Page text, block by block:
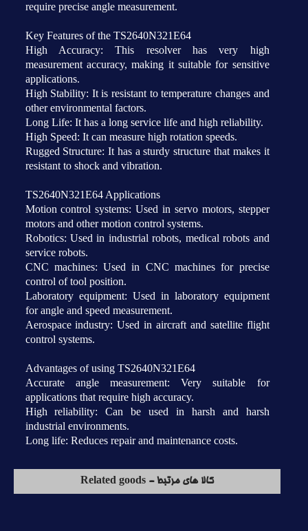
require precise angle measurement.
Key Features of the TS2640N321E64
High Accuracy: This resolver has very high
measurement accuracy, making it suitable for sensitive
applications.
High Stability: It is resistant to temperature changes and
other environmental factors.
Long Life: It has a long service life and high reliability.
High Speed: It can measure high rotation speeds.
Rugged Structure: It has a sturdy structure that makes it
resistant to shock and vibration.
TS2640N321E64 Applications
Motion control systems: Used in servo motors, stepper
motors and other motion control systems.
Robotics: Used in industrial robots, medical robots and
service robots.
CNC machines: Used in CNC machines for precise
control of tool position.
Laboratory equipment: Used in laboratory equipment
for angle and speed measurement.
Aerospace industry: Used in aircraft and satellite flight
control systems.
Advantages of using TS2640N321E64
Accurate angle measurement: Very suitable for
applications that require high accuracy.
High reliability: Can be used in harsh and harsh
industrial environments.
Long life: Reduces repair and maintenance costs.
کالا های مرتبط - Related goods